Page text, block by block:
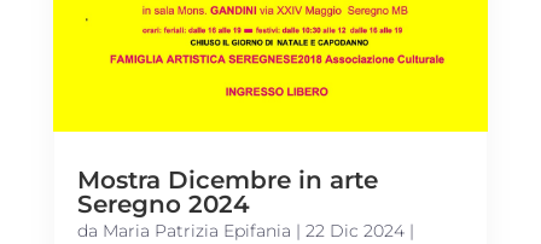
Mostra Dicembre in arte
Seregno 2024
da Maria Patrizia Epifania | 22 Dic 2024|